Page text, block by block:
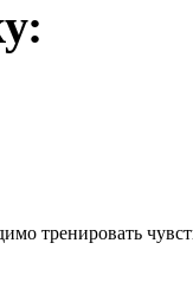
тренировать